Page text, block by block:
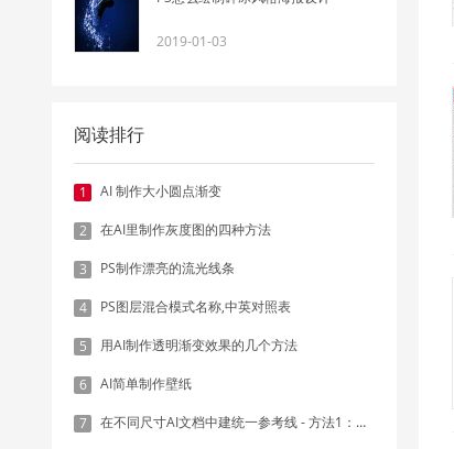
2019-01-03
阅读排行
1 AI 制作大小圆点渐变
2 在AI里制作灰度图的四种方法
3 PS制作漂亮的流光线条
4 PS图层混合模式名称,中英对照表
5 用AI制作透明渐变效果的几个方法
6 AI简单制作壁纸
7 在不同尺寸AI文档中建统一参考线 - 方法1：对齐和分布